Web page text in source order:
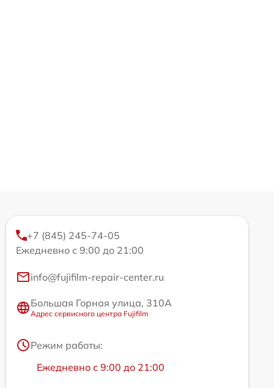
+7 (845) 245-74-05
Ежедневно с 9:00 до 21:00
info@fujifilm-repair-center.ru
Большая Горная улица, 310А
Адрес сервисного центра Fujifilm
Режим работы:
Ежедневно с 9:00 до 21:00